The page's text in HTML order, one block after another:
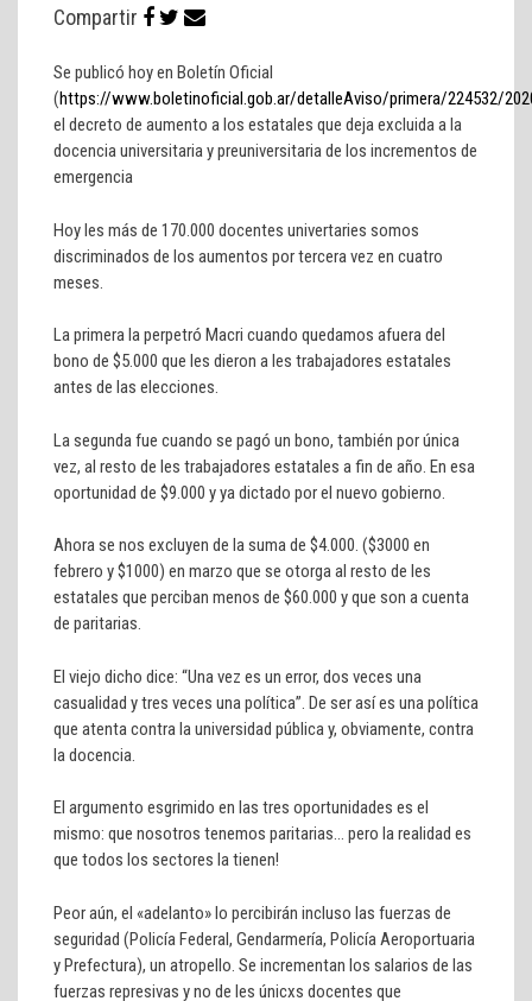
Compartir
Se publicó hoy en Boletín Oficial
(https://www.boletinoficial.gob.ar/detalleAviso/primera/224532/
el decreto de aumento a los estatales que deja excluida a la
docencia universitaria y preuniversitaria de los incrementos de
emergencia
Hoy les más de 170.000 docentes univertaries somos
discriminados de los aumentos por tercera vez en cuatro
meses.
La primera la perpetró Macri cuando quedamos afuera del
bono de $5.000 que les dieron a les trabajadores estatales
antes de las elecciones.
La segunda fue cuando se pagó un bono, también por única
vez, al resto de les trabajadores estatales a fin de año. En esa
oportunidad de $9.000 y ya dictado por el nuevo gobierno.
Ahora se nos excluyen de la suma de $4.000. ($3000 en
febrero y $1000) en marzo que se otorga al resto de les
estatales que perciban menos de $60.000 y que son a cuenta
de paritarias.
El viejo dicho dice: “Una vez es un error, dos veces una
casualidad y tres veces una política”. De ser así es una política
que atenta contra la universidad pública y, obviamente, contra
la docencia.
El argumento esgrimido en las tres oportunidades es el
mismo: que nosotros tenemos paritarias… pero la realidad es
que todos los sectores la tienen!
Peor aún, el «adelanto» lo percibirán incluso las fuerzas de
seguridad (Policía Federal, Gendarmería, Policía Aeroportuaria
y Prefectura), un atropello. Se incrementan los salarios de las
fuerzas represivas y no de les únicxs docentes que